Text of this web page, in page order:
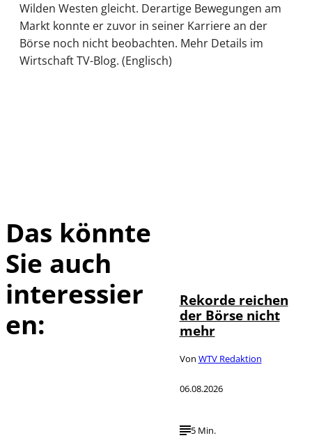
Wilden Westen gleicht. Derartige Bewegungen am
Markt konnte er zuvor in seiner Karriere an der
Börse noch nicht beobachten. Mehr Details im
Wirtschaft TV-Blog. (Englisch)
Das könnte
Sie auch
interessier
en:
Rekorde reichen
der Börse nicht
mehr
Von WTV Redaktion
06.08.2026
5 Min.